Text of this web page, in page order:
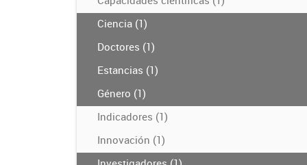
Ciencia (1)
Doctores (1)
Estancias (1)
Género (1)
Indicadores (1)
Innovación (1)